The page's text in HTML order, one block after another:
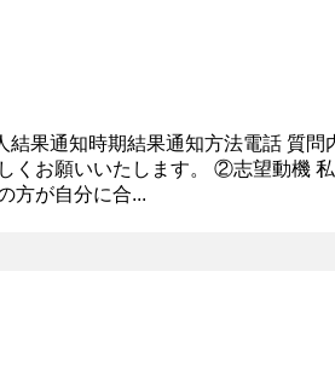
果通知時期結果通知方法電話 質
くお願いいたします。 ②志望動機
方が自分に合...